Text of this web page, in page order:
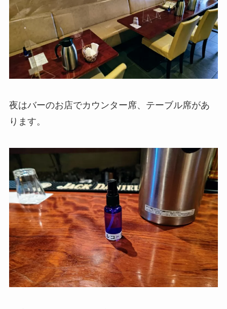
夜はバーのお店でカウンター席、テーブル席があ
ります。